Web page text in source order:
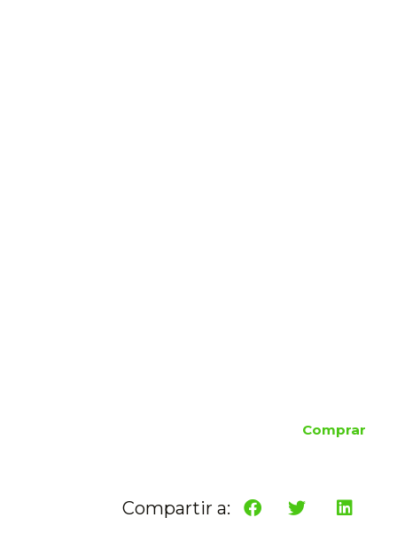
Comprar
Compartir a: